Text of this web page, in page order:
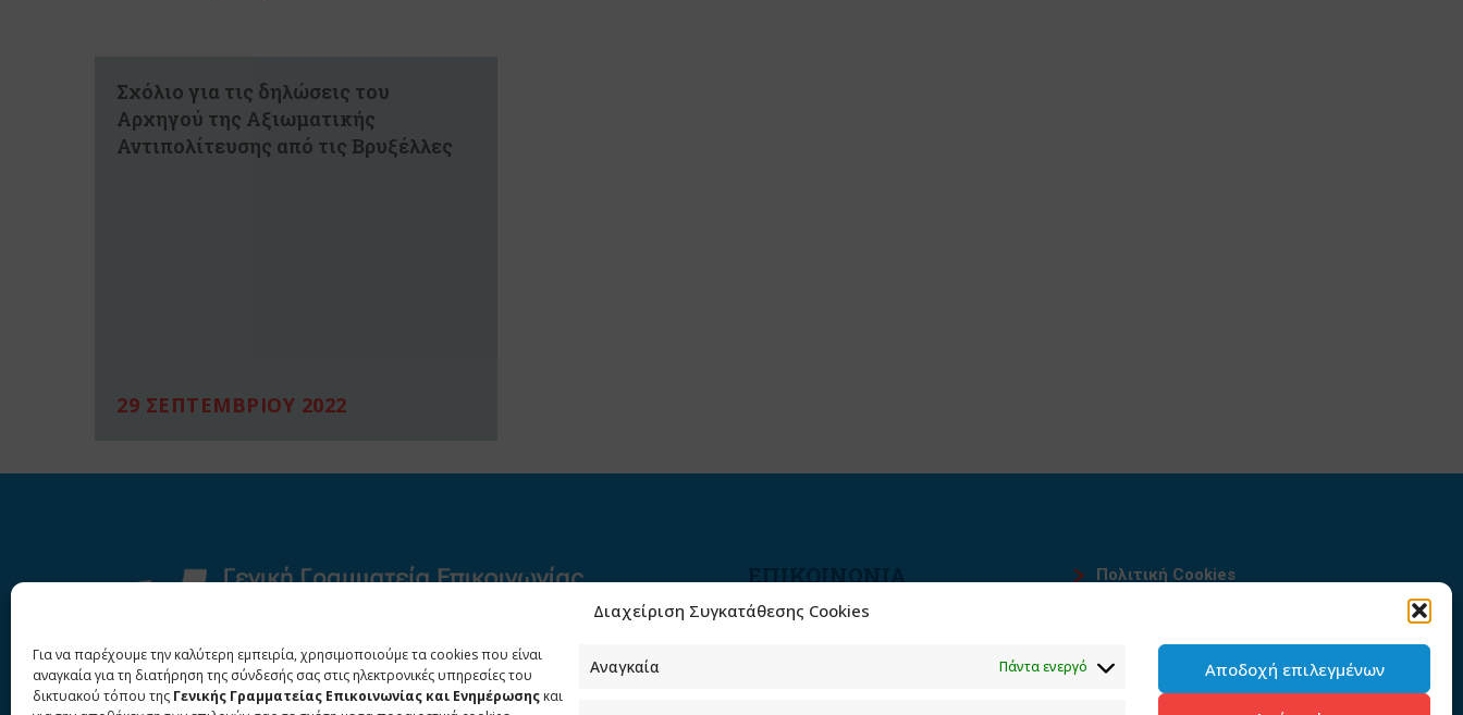
Διαχείριση Συγκατάθεσης Cookies
Για να παρέχουμε την καλύτερη εμπειρία, χρησιμοποιούμε τα cookies που είναι
αναγκαία για τη διατήρηση της σύνδεσής σας στις ηλεκτρονικές υπηρεσίες του
δικτυακού τόπου της Γενικής Γραμματείας Επικοινωνίας και Ενημέρωσης και
Αναγκαία Πάντα ενεργό Αποδοχή επιλεγμένων
Σχόλιο για τις δηλώσεις του
Αρχηγού της Αξιωματικής
Αντιπολίτευσης από τις Βρυξέλλες
29 ΣΕΠΤΕΜΒΡΙΟΥ 2022
ΕΠΙΚΟΙΝΩΝΙΑ
Φραγκούδη 11 & Αλεξάνδρου
Πολιτική Cookies
Πολιτική προστασίας
προσωπικών δεδομένων του
παρόντος ιστότοπου